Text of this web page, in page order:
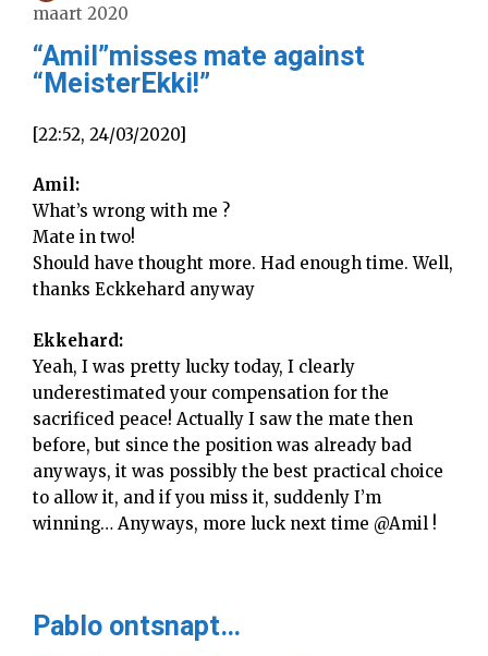
maart 2020
“Amil”misses mate against
“MeisterEkki!”
[22:52, 24/03/2020]
Amil:
What’s wrong with me ?
Mate in two!
Should have thought more. Had enough time. Well,
thanks Eckkehard anyway
Ekkehard:
Yeah, I was pretty lucky today, I clearly
underestimated your compensation for the
sacrificed peace! Actually I saw the mate then
before, but since the position was already bad
anyways, it was possibly the best practical choice
to allow it, and if you miss it, suddenly I’m
winning… Anyways, more luck next time @Amil !
Pablo ontsnapt…